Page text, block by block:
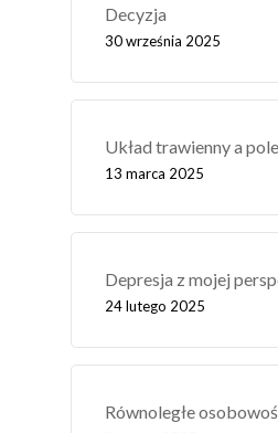
Decyzja
30 września 2025
Układ trawienny a
13 marca 2025
Depresja z mojej
24 lutego 2025
Równoległe